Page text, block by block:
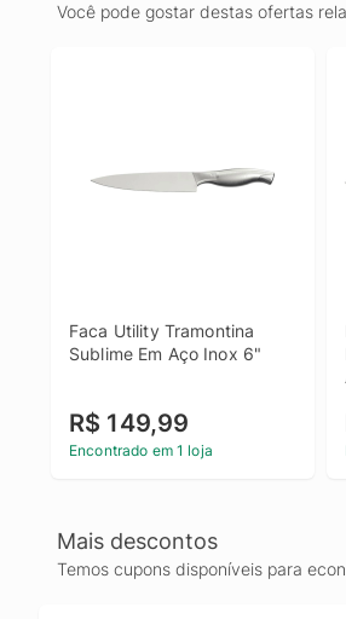
Você pode gostar destas ofertas
Faca Utility Tramontina
Sublime Em Aço Inox 6"
R$ 149,99
Encontrado em 1 loja
Mais descontos
Temos cupons disponíveis para